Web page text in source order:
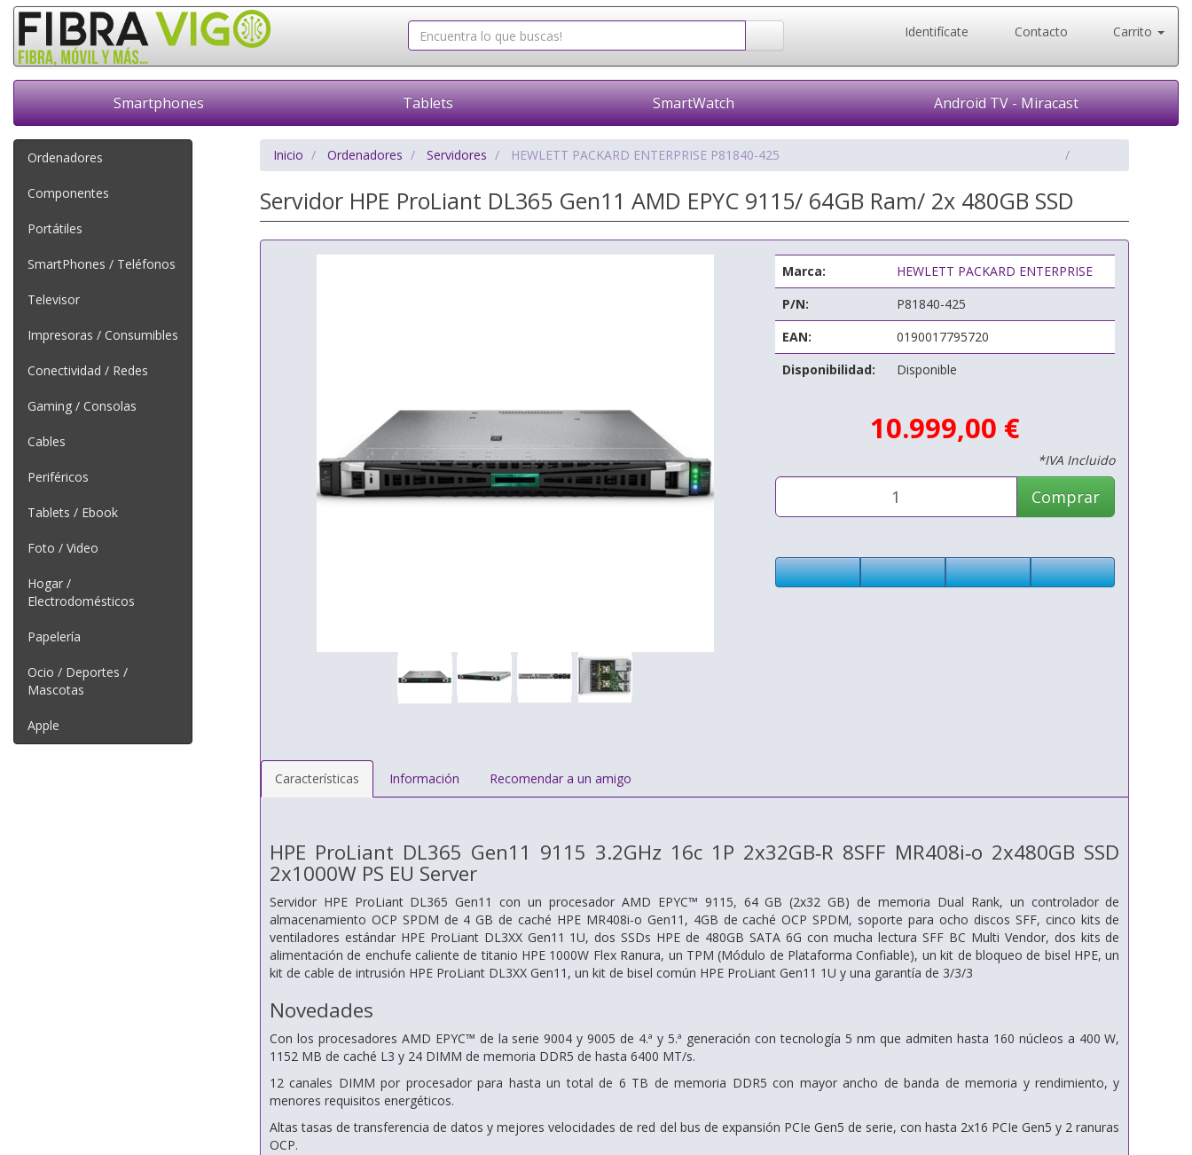
Identifícate Contacto Carrito
Smartphones Tablets SmartWatch Android TV - Miracast
Ordenadores
Componentes
Portátiles
SmartPhones / Teléfonos
Televisor
Impresoras / Consumibles
Conectividad / Redes
Gaming / Consolas
Cables
Periféricos
Tablets / Ebook
Foto / Video
Hogar /
Electrodomésticos
Papelería
Ocio / Deportes /
Mascotas
Apple
Inicio Ordenadores Servidores HEWLETT PACKARD ENTERPRISE P81840-425
Servidor HPE ProLiant DL365 Gen11 AMD EPYC 9115/ 64GB Ram/ 2x 480GB SSD
Marca:
HEWLETT PACKARD ENTERPRISE
P/N:
P81840-425
EAN:
0190017795720
Disponibilidad:
Disponible
10.999,00 €
*IVA Incluido
Comprar
Características Información Recomendar a un amigo
HPE ProLiant DL365 Gen11 9115 3.2GHz 16c 1P 2x32GB‑R 8SFF MR408i‑o 2x480GB SSD
2x1000W PS EU Server
Servidor HPE ProLiant DL365 Gen11 con un procesador AMD EPYC™ 9115, 64 GB (2x32 GB) de memoria Dual Rank, un controlador de
almacenamiento OCP SPDM de 4 GB de caché HPE MR408i-o Gen11, 4GB de caché OCP SPDM, soporte para ocho discos SFF, cinco kits de
ventiladores estándar HPE ProLiant DL3XX Gen11 1U, dos SSDs HPE de 480GB SATA 6G con mucha lectura SFF BC Multi Vendor, dos kits de
alimentación de enchufe caliente de titanio HPE 1000W Flex Ranura, un TPM (Módulo de Plataforma Confiable), un kit de bloqueo de bisel HPE, un
kit de cable de intrusión HPE ProLiant DL3XX Gen11, un kit de bisel común HPE ProLiant Gen11 1U y una garantía de 3/3/3
Novedades
Con los procesadores AMD EPYC™ de la serie 9004 y 9005 de 4.ª y 5.ª generación con tecnología 5 nm que admiten hasta 160 núcleos a 400 W,
1152 MB de caché L3 y 24 DIMM de memoria DDR5 de hasta 6400 MT/s.
12 canales DIMM por procesador para hasta un total de 6 TB de memoria DDR5 con mayor ancho de banda de memoria y rendimiento, y
menores requisitos energéticos.
Altas tasas de transferencia de datos y mejores velocidades de red del bus de expansión PCIe Gen5 de serie, con hasta 2x16 PCIe Gen5 y 2 ranuras
OCP.